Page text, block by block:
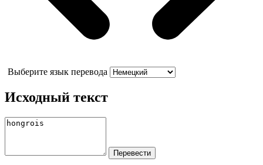
Выберите язык перевода
Исходный текст